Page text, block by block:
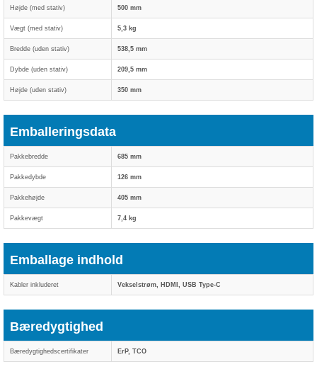
Højde (med stativ) 500 mm
Vægt (med stativ) 5,3 kg
Bredde (uden stativ) 538,5 mm
Dybde (uden stativ) 209,5 mm
Højde (uden stativ) 350 mm
Emballeringsdata
Pakkebredde 685 mm
Pakkedybde 126 mm
Pakkehøjde 405 mm
Pakkevægt 7,4 kg
Emballage indhold
Kabler inkluderet Vekselstrøm, HDMI, USB Type-C
Bæredygtighed
Bæredygtighedscertifikater ErP, TCO